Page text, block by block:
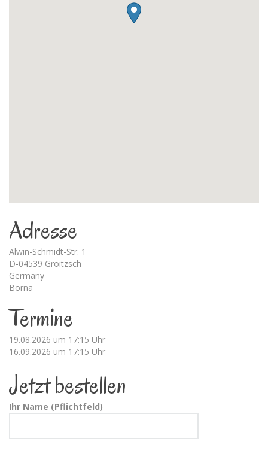
Adresse
Alwin-Schmidt-Str. 1
D-04539 Groitzsch
Germany
Borna
Termine
19.08.2026 um 17:15 Uhr
16.09.2026 um 17:15 Uhr
Jetzt bestellen
Ihr Name (Pflichtfeld)